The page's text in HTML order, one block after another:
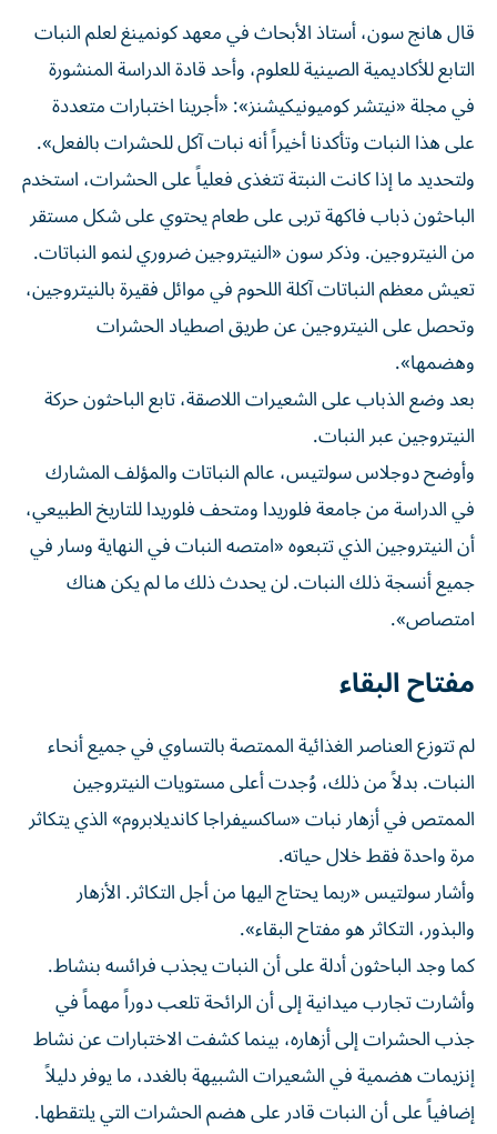
قال ⁠هانج سون، أستاذ الأبحاث في معهد كونمينغ لعلم النبات
التابع للأكاديمية الصينية للعلوم، وأحد قادة الدراسة المنشورة
في مجلة «نيتشر كوميونيكيشنز»: «أجرينا اختبارات متعددة
على هذا النبات وتأكدنا أخيراً أنه نبات آكل للحشرات بالفعل».
ولتحديد ما إذا كانت النبتة تتغذى فعلياً ​على الحشرات، ‌استخدم
الباحثون ذباب فاكهة تربى على طعام يحتوي على شكل مستقر
من النيتروجين. وذكر سون «النيتروجين ضروري لنمو النباتات.
تعيش معظم ‌النباتات آكلة اللحوم في موائل فقيرة بالنيتروجين،
وتحصل على النيتروجين عن طريق اصطياد الحشرات
وهضمها».
بعد وضع الذباب على الشعيرات اللاصقة، تابع الباحثون حركة
النيتروجين عبر النبات.
وأوضح دوجلاس سولتيس، عالم النباتات والمؤلف المشارك
في الدراسة من جامعة فلوريدا ومتحف فلوريدا ‌للتاريخ الطبيعي،
أن النيتروجين الذي ‌تتبعوه «امتصه النبات في النهاية وسار في
جميع أنسجة ⁠ذلك النبات. لن يحدث ذلك ما لم يكن هناك
امتصاص».
مفتاح البقاء
لم تتوزع العناصر الغذائية ‌الممتصة بالتساوي في جميع أنحاء
النبات. بدلاً من ذلك، وُجدت أعلى مستويات النيتروجين
الممتص في أزهار نبات «ساكسيفراجا كانديلابروم» الذي يتكاثر
مرة واحدة فقط خلال حياته.
وأشار سولتيس «ربما يحتاج اليها من أجل ⁠التكاثر. الأزهار
والبذور، التكاثر هو مفتاح البقاء».
كما وجد الباحثون أدلة على أن النبات يجذب فرائسه بنشاط.
وأشارت ​تجارب ميدانية إلى أن الرائحة تلعب دوراً مهماً في
جذب الحشرات إلى أزهاره، بينما كشفت الاختبارات عن نشاط
إنزيمات هضمية في الشعيرات الشبيهة بالغدد، ما يوفر دليلاً
إضافياً على أن ⁠النبات قادر على هضم الحشرات التي يلتقطها.